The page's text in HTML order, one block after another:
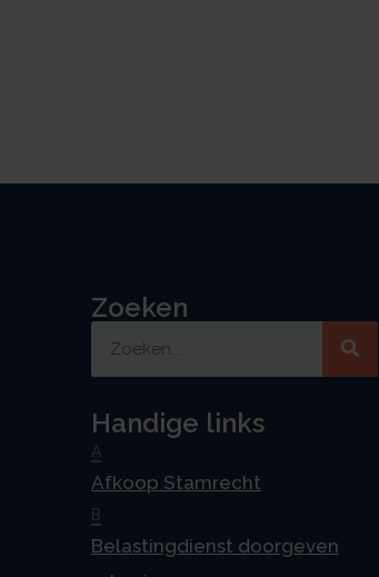
Zoeken
Handige links
A
Afkoop Stamrecht
B
Belastingdienst doorgeven